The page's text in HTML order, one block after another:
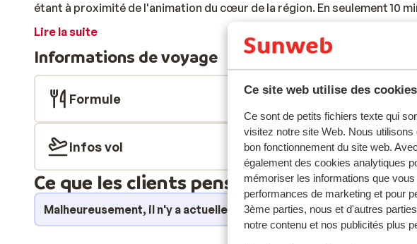
Ce site web utilise des
Ce sont de petits fichiers texte qui
visitez notre site Web. Nous
bon fonctionnement du site web.
également des cookies analytiques
mémoriser les informations que
performances de marketing et pour
3ème parties, nous et d'autres
notre contenu et nos publicités plus
étant à proximité de l'animation du cœur de la région. En seulement 10
arriverez dans la charmante ville de Chania, où des bâtiments vénitiens,
pittoresques et des terrasses accueillantes vous attendent. Les
spacieuses disposent d'un balcon ou d'une terrasse, parfaites pour
une vue sur la mer ou un magnifique coucher de soleil. Que vous voyagiez
seul, cet hébergement de luxe propose une option adaptée à chaque
Commencez la journée avec un délicieux petit-déjeuner, plongez dans
extérieure pour un rafraîchissement, ou travaillez votre condition
Le personnel attentionné veillera à ce que vous vous sentiez
puissiez vraiment vous détendre.
Lire la suite
Informations de voyage
Formule
Infos vol
Ce que les clients pensent
Malheureusement, il n'y a actuellement aucun avis pour cet